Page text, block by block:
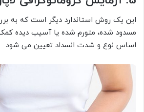
این یک روش استاندارد دیگر است که به
مسدود شده، متورم شده یا آسیب دیده
اساس نوع و شدت انسداد تعیین می شود.